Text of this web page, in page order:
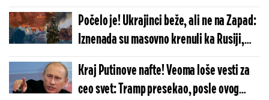
uništenja je jeziva, izvršio je brutalnu
odmazdu
Počelo je! Ukrajinci beže, ali ne na Zapad:
Iznenada su masovno krenuli ka Rusiji,
Moskvu mole samo za jedno
Kraj Putinove nafte! Veoma loše vesti za
ceo svet: Tramp presekao, posle ovog